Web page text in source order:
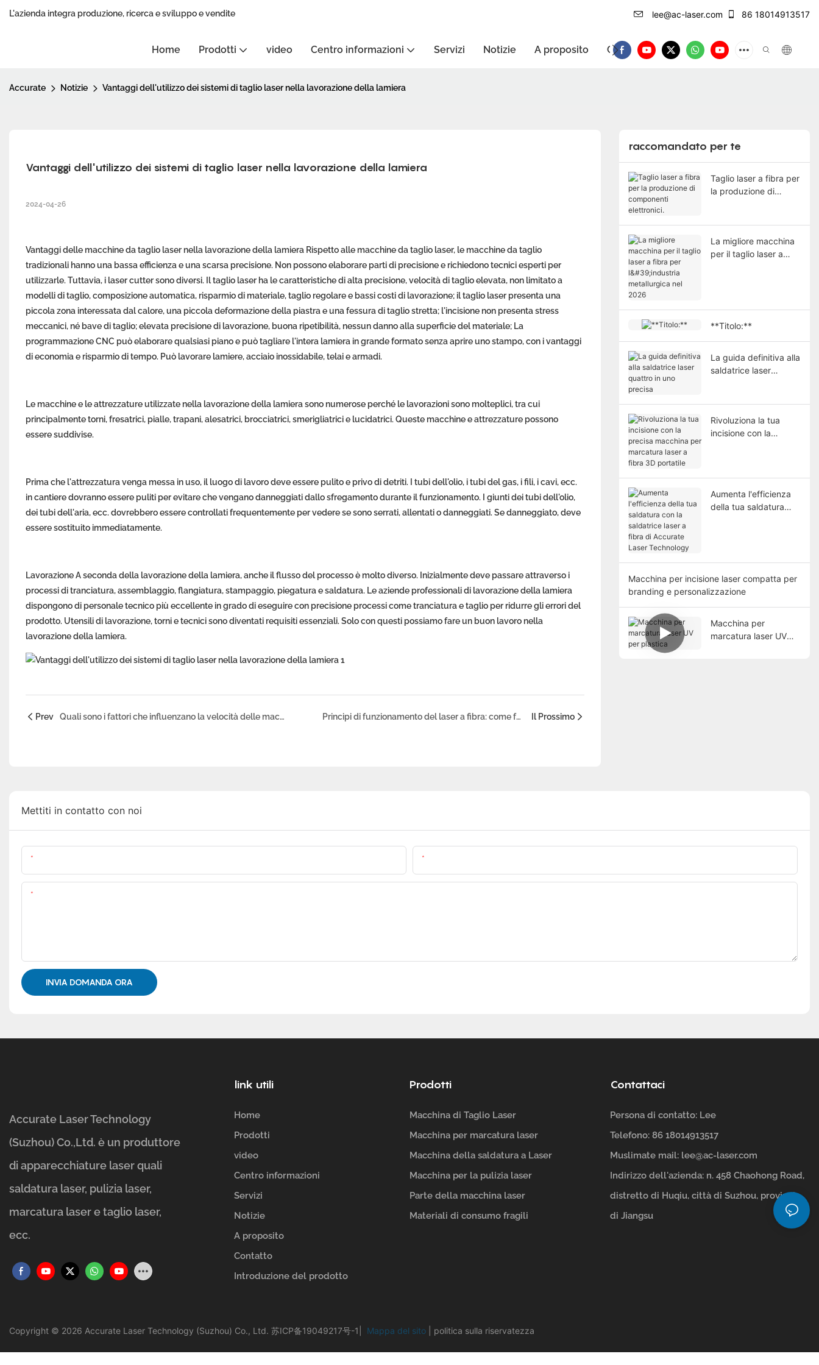
L'azienda integra produzione, ricerca e sviluppo e vendite lee@ac-laser.com 86 18014913517
Home Prodotti video Centro informazioni Servizi Notizie A proposito Contatto Introduzione del prodotto
Accurate Notizie Vantaggi dell'utilizzo dei sistemi di taglio laser nella lavorazione della lamiera
Vantaggi dell'utilizzo dei sistemi di taglio laser nella lavorazione della lamiera
2024-04-26
Vantaggi delle macchine da taglio laser nella lavorazione della lamiera Rispetto alle macchine da taglio laser, le macchine da taglio
tradizionali hanno una bassa efficienza e una scarsa precisione. Non possono elaborare parti di precisione e richiedono tecnici esperti per
utilizzarle. Tuttavia, i laser cutter sono diversi. Il taglio laser ha le caratteristiche di alta precisione, velocità di taglio elevata, non limitato a
modelli di taglio, composizione automatica, risparmio di materiale, taglio regolare e bassi costi di lavorazione; il taglio laser presenta una
piccola zona interessata dal calore, una piccola deformazione della piastra e una fessura di taglio stretta; l'incisione non presenta stress
meccanici, né bave di taglio; elevata precisione di lavorazione, buona ripetibilità, nessun danno alla superficie del materiale; La
programmazione CNC può elaborare qualsiasi piano e può tagliare l'intera lamiera in grande formato senza aprire uno stampo, con i vantaggi
di economia e risparmio di tempo. Può lavorare lamiere, acciaio inossidabile, telai e armadi.
Le macchine e le attrezzature utilizzate nella lavorazione della lamiera sono numerose perché le lavorazioni sono molteplici, tra cui
principalmente torni, fresatrici, pialle, trapani, alesatrici, brocciatrici, smerigliatrici e lucidatrici. Queste macchine e attrezzature possono
essere suddivise.
Prima che l'attrezzatura venga messa in uso, il luogo di lavoro deve essere pulito e privo di detriti. I tubi dell'olio, i tubi del gas, i fili, i cavi, ecc.
in cantiere dovranno essere puliti per evitare che vengano danneggiati dallo sfregamento durante il funzionamento. I giunti dei tubi dell'olio,
dei tubi dell'aria, ecc. dovrebbero essere controllati frequentemente per vedere se sono serrati, allentati o danneggiati. Se danneggiato, deve
essere sostituito immediatamente.
Lavorazione A seconda della lavorazione della lamiera, anche il flusso del processo è molto diverso. Inizialmente deve passare attraverso i
processi di tranciatura, assemblaggio, flangiatura, stampaggio, piegatura e saldatura. Le aziende professionali di lavorazione della lamiera
dispongono di personale tecnico più eccellente in grado di eseguire con precisione processi come tranciatura e taglio per ridurre gli errori del
prodotto. Utensili di lavorazione, torni e tecnici sono diventati requisiti essenziali. Solo con questi possiamo fare un buon lavoro nella
lavorazione della lamiera.
Prev Quali sono i fattori che influenzano la velocità delle macchine per marcatura laser UV? Principi di funzionamento del laser a fibra: come funziona realmente? Il Prossimo
raccomandato per te
Taglio laser a fibra per
la produzione di
La migliore macchina
per il taglio laser a
**Titolo:**
La guida definitiva alla
saldatrice laser
Rivoluziona la tua
incisione con la
Aumenta l'efficienza
della tua saldatura
Macchina per incisione laser compatta per
branding e personalizzazione
Macchina per
marcatura laser UV
Mettiti in contatto con noi
INVIA DOMANDA ORA
Accurate Laser Technology
(Suzhou) Co.,Ltd. è un produttore
di apparecchiature laser quali
saldatura laser, pulizia laser,
marcatura laser e taglio laser,
ecc.
link utili
Home
Prodotti
video
Centro informazioni
Servizi
Notizie
A proposito
Contatto
Introduzione del prodotto
Prodotti
Macchina di Taglio Laser
Macchina per marcatura laser
Macchina della saldatura a Laser
Macchina per la pulizia laser
Parte della macchina laser
Materiali di consumo fragili
Contattaci
Persona di contatto: Lee
Telefono: 86 18014913517
Muslimate mail: lee@ac-laser.com
Indirizzo dell'azienda: n. 458 Chaohong Road,
distretto di Huqiu, città di Suzhou, provincia
di Jiangsu
Copyright © 2026 Accurate Laser Technology (Suzhou) Co., Ltd. 苏ICP备19049217号-1 Mappa del sito politica sulla riservatezza